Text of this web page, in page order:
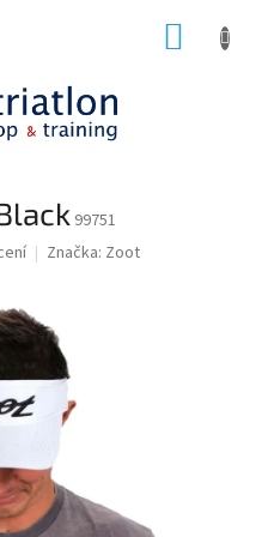
99751
Značka: Zoot